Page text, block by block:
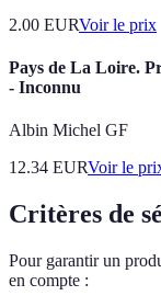
2.00 EURVoir le prix
Pays de La Loire.
- Inconnu
Albin Michel GF
12.34 EURVoir le
Critères de
Pour garantir un
en compte :